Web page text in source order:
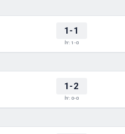
1-1
İY: 1-0
1-2
İY: 0-0